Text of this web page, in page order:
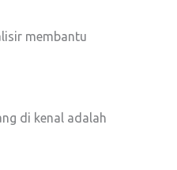
membantu
di kenal adalah